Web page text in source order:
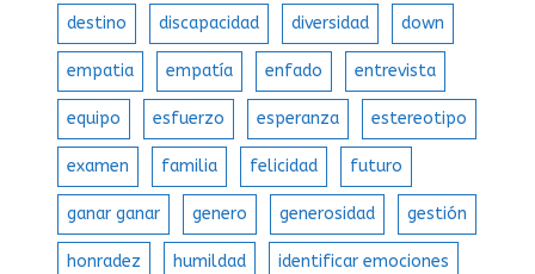
destino discapacidad diversidad down
empatia empatía enfado entrevista
equipo esfuerzo esperanza estereotipo
examen familia felicidad futuro
ganar ganar genero generosidad gestión
honradez humildad identificar emociones